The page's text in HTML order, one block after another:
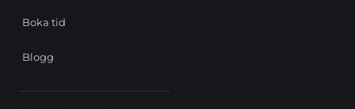
Boka tid
Blogg